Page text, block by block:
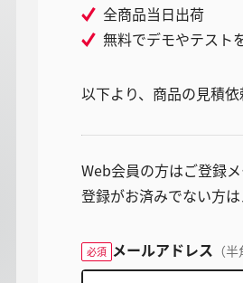
全商品当日出荷
無料でデモやテスト
以下より、商品の見積
Web会員の方はご登録
登録がお済みでない方
必須 メールアドレス （